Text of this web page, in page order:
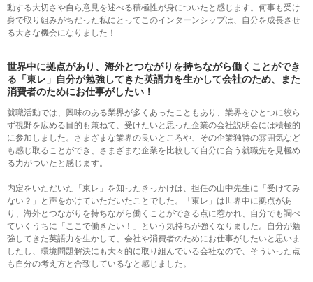
動する大切さや自ら意見を述べる積極性が身についたと感じます。何事も受け
身で取り組みがちだった私にとってこのインターンシップは、自分を成長させ
る大きな機会になりました！
世界中に拠点があり、海外とつながりを持ちながら働くことができ
る「東レ」 自分が勉強してきた英語力を生かして会社のため、また
消費者のためにお仕事がしたい！
就職活動では、興味のある業界が多くあったこともあり、業界をひとつに絞ら
ず視野を広める目的も兼ねて、受けたいと思った企業の会社説明会には積極的
に参加しました。さまざまな業界の良いところや、その企業独特の雰囲気など
も感じ取ることができ、さまざまな企業を比較して自分に合う就職先を見極め
る力がついたと感じます。
内定をいただいた「東レ」を知ったきっかけは、担任の山中先生に「受けてみ
ない？」と声をかけていただいたことでした。「東レ」は世界中に拠点があ
り、海外とつながりを持ちながら働くことができる点に惹かれ、自分でも調べ
ていくうちに「ここで働きたい！」という気持ちが強くなりました。自分が勉
強してきた英語力を生かして、会社や消費者のためにお仕事がしたいと思いま
したし、環境問題解決にも大々的に取り組んでいる会社なので、そういった点
も自分の考え方と合致しているなと感じました。